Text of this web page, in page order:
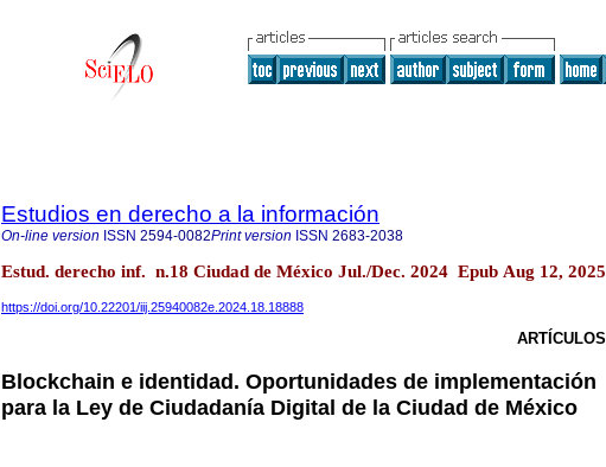
Estudios en derecho a la información
On-line version ISSN 2594-0082Print version ISSN 2683-2038
Estud. derecho inf. n.18 Ciudad de México Jul./Dec. 2024 Epub Aug 12, 2025
https://doi.org/10.22201/iij.25940082e.2024.18.18888
ARTÍCULOS
Blockchain e identidad. Oportunidades de implementación
para la Ley de Ciudadanía Digital de la Ciudad de México